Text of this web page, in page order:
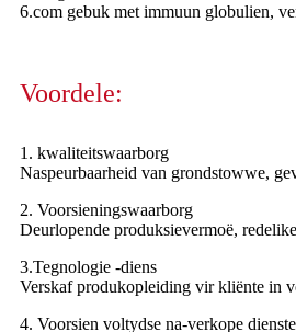
6.com gebuk met immuun globulien,
Voordele:
1. kwaliteitswaarborg
Naspeurbaarheid van grondstowwe,
2. Voorsieningswaarborg
Deurlopende produksievermoë,
3.Tegnologie -diens
Verskaf produkopleiding vir kliënte in
4. Voorsien voltydse na-verkope